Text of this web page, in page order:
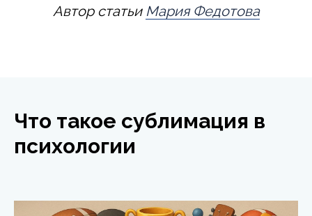
Автор статьи Мария Федотова
Что такое сублимация в
психологии